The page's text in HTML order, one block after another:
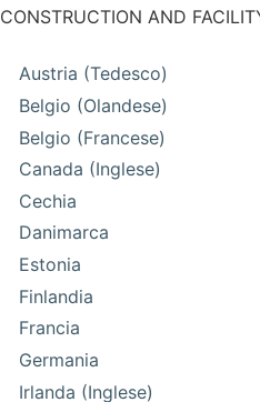
CONSTRUCTION AND
Austria (Tedesco)
Belgio (Olandese)
Belgio (Francese)
Canada (Inglese)
Cechia
Danimarca
Estonia
Finlandia
Francia
Germania
Irlanda (Inglese)